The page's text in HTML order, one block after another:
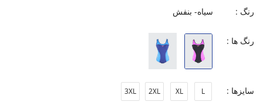
جنس این مایو از پارچه‌ی باکیفیت غواصی (نئوپرن) است که به دلیل
خاصیت الاستیک و جذب‌پذیری مناسب، کاملاً روی بدن فیت می‌شود و
آزادی حرکت در آب را تضمین می‌کند. همچنین با مقاومت بالا در برابر
کلر و آب شور، گزینه‌ای عالی برای استفاده مکرر در استخر و دریا به
حساب می‌آید.
رنگ : سیاه- بنفش
رنگ ها :
سایزها : L
XL
2XL
3XL